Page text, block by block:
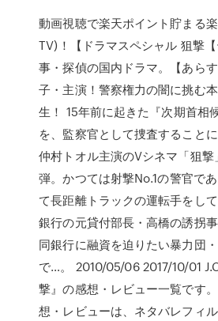
動画視聴で楽天ポイント貯まる
TV)！【ドラマスペシャル 狙撃
事・探偵の国内ドラマ。【あら
子・主演！警察権力の闇に挑む
生！ 15年前に起きた『次期首相
を、監察官として捜査すること
仲村トオル主演のVシネマ「狙撃
弾。かつては射撃No.1の警官で
て長距離トラックの運転手をし
銀行の元貸付部長・高橋の誘拐
同銀行に融資を迫りたい暴力団
で…。 2010/05/06 2017/10/01
撃』の感想・レビュー一覧です
想・レビューは、ネタバレフィ